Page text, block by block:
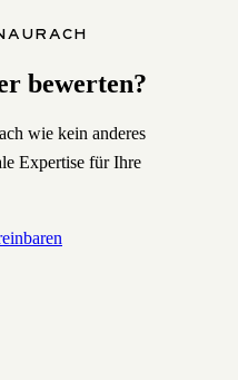
bewerten?
wie kein anderes
Expertise für Ihre